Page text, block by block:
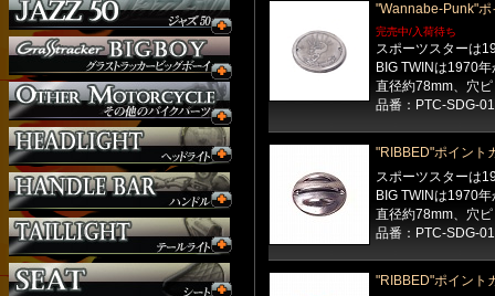
"Wannabe-Punk"ポ
完売中/入荷待ち
スポーツスターは
BIG TWINは1970
直径約78mm、穴
品番：PTC-SDG-
"RIBBED"ポイント
スポーツスターは
BIG TWINは1970
直径約78mm、穴
品番：PTC-SDG-
"RIBBED"ポイント
ウインカー
オーダー
ガソリンタンク
サイドナンバー
サスペンション
シート
ジョッキーシフト
ハンドルバー
ハンドル周り
ヘッドライト
マフラー